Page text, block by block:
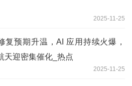
2025-11-25
复预期升温，AI 应用持续火爆，
天迎密集催化_热点
2025-11-25